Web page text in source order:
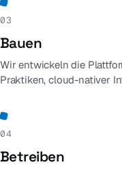
03
Bauen
Wir entwickeln die
Praktiken, cloud-nativer
04
Betreiben